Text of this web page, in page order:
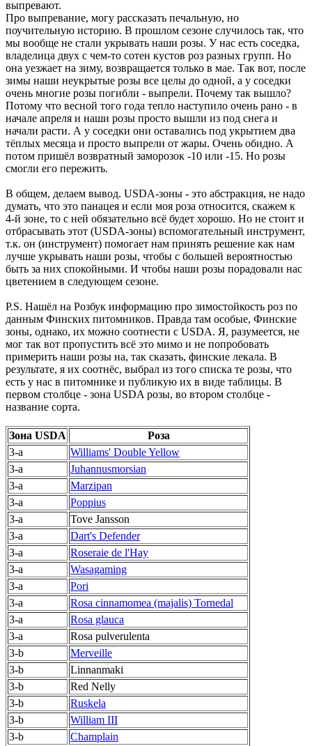
выпревают.
Про выпревание, могу рассказать печальную, но
поучительную историю. В прошлом сезоне случилось так, что
мы вообще не стали укрывать наши розы. У нас есть соседка,
владелица двух с чем-то сотен кустов роз разных групп. Но
она уезжает на зиму, возвращается только в мае. Так вот, после
зимы наши неукрытые розы все целы до одной, а у соседки
очень многие розы погибли - выпрели. Почему так вышло?
Потому что весной того года тепло наступило очень рано - в
начале апреля и наши розы просто вышли из под снега и
начали расти. А у соседки они оставались под укрытием два
тёплых месяца и просто выпрели от жары. Очень обидно. А
потом пришёл возвратный заморозок -10 или -15. Но розы
смогли его пережить.
В общем, делаем вывод. USDA-зоны - это абстракция, не надо
думать, что это панацея и если моя роза относится, скажем к
4-й зоне, то с ней обязательно всё будет хорошо. Но не стоит и
отбрасывать этот (USDA-зоны) вспомогательный инструмент,
т.к. он (инструмент) помогает нам принять решение как нам
лучше укрывать наши розы, чтобы с большей вероятностью
быть за них спокойными. И чтобы наши розы порадовали нас
цветением в следующем сезоне.
P.S. Нашёл на Розбук информацию про зимостойкость роз по
данным Финских питомников. Правда там особые, Финские
зоны, однако, их можно соотнести с USDA. Я, разумеется, не
мог так вот пропустить всё это мимо и не попробовать
примерить наши розы на, так сказать, финские лекала. В
результате, я их соотнёс, выбрал из того списка те розы, что
есть у нас в питомнике и публикую их в виде таблицы. В
первом столбце - зона USDA розы, во втором столбце -
название сорта.
Зона USDA
Роза
3-a
Williams' Double Yellow
3-a
Juhannusmorsian
3-a
Marzipan
3-a
Poppius
3-a
Tove Jansson
3-a
Dart's Defender
3-a
Roseraie de l'Hay
3-a
Wasagaming
3-a
Pori
3-a
Rosa cinnamomea (majalis) Tornedal
3-a
Rosa glauca
3-a
Rosa pulverulenta
3-b
Merveille
3-b
Linnanmaki
3-b
Red Nelly
3-b
Ruskela
3-b
William III
3-b
Champlain